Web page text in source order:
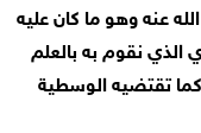
عنه وهو ما كان عليه
الذي نقوم به بالعلم
تقتضيه الوسطية